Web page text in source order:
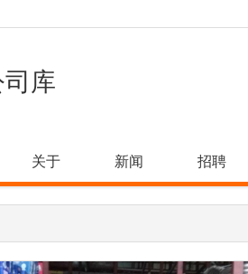
库
关于 新闻 招聘